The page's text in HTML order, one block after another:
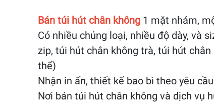
Bán túi hút chân không1 mặt nhám,
Có nhiều chủng loại, nhiều độ dày, và
zip, túi hút chân không trà, túi hút
thể)
Nhận in ấn, thiết kế bao bì theo yêu
Nơi bán túi hút chân không và dịch vụ